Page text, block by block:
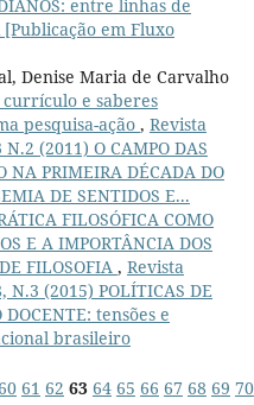
entre linhas de
em Fluxo
Denise Maria de Carvalho
e saberes
pesquisa-ação , Revista
(2011) O CAMPO DAS
NA PRIMEIRA DÉCADA DO
DE SENTIDOS E...
FILOSÓFICA COMO
E A IMPORTÂNCIA DOS
FILOSOFIA , Revista
(2015) POLÍTICAS DE
DOCENTE: tensões e
brasileiro
60 61 62 63 64 65 66 67 68 69 70